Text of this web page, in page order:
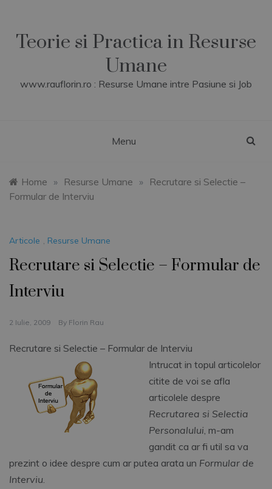
contentTeorie si Practica in Resurse
Umane
www.rauflorin.ro : Resurse Umane intre Pasiune si Job
Menu
Home » Resurse Umane »
Recrutare si Selectie –
Formular de Interviu
Articole , Resurse Umane
Recrutare si Selectie – Formular de
Interviu
2 Iulie, 2009 By Florin Rau
Recrutare si Selectie – Formular de Interviu
Intrucat in topul articolelor
citite de voi se afla
articolele despre
Recrutarea si Selectia
Personalului, m-am
gandit ca ar fi util sa va
prezint o idee despre cum ar putea arata un Formular de
Interviu.